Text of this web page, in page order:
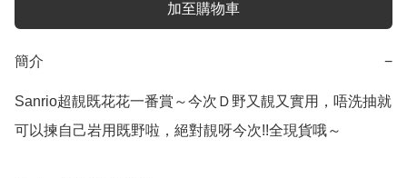
加至購物車
簡介 −
Sanrio超靚既花花一番賞～今次Ｄ野又靚又實用，唔洗抽就
可以揀自己岩用既野啦，絕對靚呀今次!!全現貨哦～